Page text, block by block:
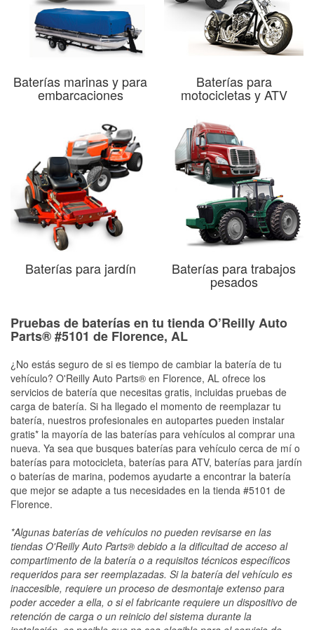
Baterías marinas y para
embarcaciones
Baterías para
motocicletas y ATV
Baterías para jardín Baterías para trabajos
pesados
Pruebas de baterías en tu tienda O’Reilly Auto
Parts® #5101 de Florence, AL
¿No estás seguro de si es tiempo de cambiar la batería de tu
vehículo? O'Reilly Auto Parts® en Florence, AL ofrece los
servicios de batería que necesitas gratis, incluidas pruebas de
carga de batería. Si ha llegado el momento de reemplazar tu
batería, nuestros profesionales en autopartes pueden instalar
gratis* la mayoría de las baterías para vehículos al comprar una
nueva. Ya sea que busques baterías para vehículo cerca de mí o
baterías para motocicleta, baterías para ATV, baterías para jardín
o baterías de marina, podemos ayudarte a encontrar la batería
que mejor se adapte a tus necesidades en la tienda #5101 de
Florence.
*Algunas baterías de vehículos no pueden revisarse en las
tiendas O'Reilly Auto Parts® debido a la dificultad de acceso al
compartimento de la batería o a requisitos técnicos específicos
requeridos para ser reemplazadas. Si la batería del vehículo es
inaccesible, requiere un proceso de desmontaje extenso para
poder acceder a ella, o si el fabricante requiere un dispositivo de
retención de carga o un reinicio del sistema durante la